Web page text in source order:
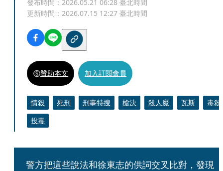
發布時間： 2026.05.21 06:28 臺北時間
更新時間： 2026.07.15 12:27 臺北時間
贊助本文 加入訂閱會員
情殺 死刑 刑事特搜 槍決 殺人魔 瓦斯
毒殺
投毒
警方把這些說法和徐東志的供詞交叉比對，發現